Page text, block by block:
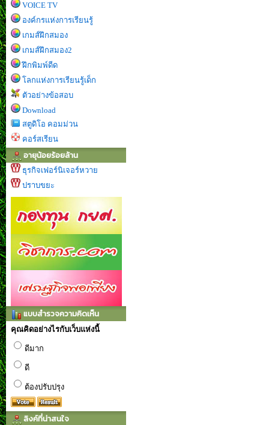
VOICE TV
องค์กรแห่งการเรียนรู้
เกมส์ฝึกสมอง
เกมส์ฝึกสมอง2
ฝึกพิมพ์ดีด
โลกแห่งการเรียนรู้เด็ก
ตัวอย่างข้อสอบ
Download
สตูดิโอ คอมม่วน
คอร์สเรียน
อายุน้อยร้อยล้าน
ธุรกิจเฟอร์นิเจอร์หวาย
ปราบขยะ
แบบสำรวจความคิดเห็น
คุณคิดอย่างไรกับเว็บแห่งนี้
ดีมาก
ดี
ต้องปรับปรุง
ลิงค์ที่น่าสนใจ